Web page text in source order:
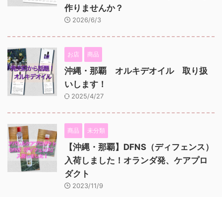
作りませんか？
2026/6/3
お店 商品
沖縄・那覇 オルキデオイル 取り扱
いします！
2025/4/27
商品 未分類
【沖縄・那覇】DFNS（ディフェンス）
入荷しました！オランダ発、ケアプロ
ダクト
2023/11/9